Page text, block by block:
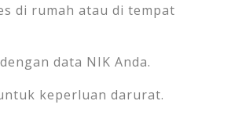
di rumah atau di tempat
data NIK Anda.
keperluan darurat.